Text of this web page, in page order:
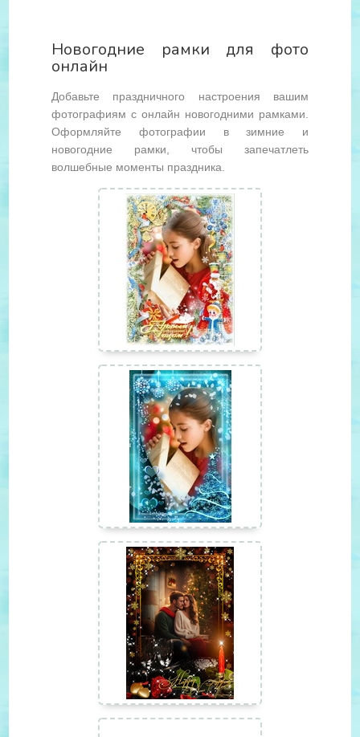
Новогодние рамки для фото
онлайн
Добавьте праздничного настроения вашим
фотографиям с онлайн новогодними рамками.
Оформляйте фотографии в зимние и
новогодние рамки, чтобы запечатлеть
волшебные моменты праздника.